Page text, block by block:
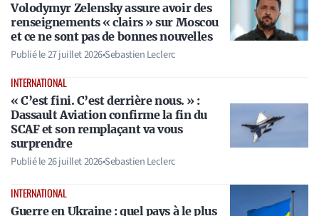
Volodymyr Zelensky assure avoir des
renseignements « clairs » sur Moscou
et ce ne sont pas de bonnes nouvelles
Publié le27 juillet 2026•Sebastien Leclerc
INTERNATIONAL
« C’est fini. C’est derrière nous. » :
Dassault Aviation confirme la fin du
SCAF et son remplaçant va vous
surprendre
Publié le26 juillet 2026•Sebastien Leclerc
INTERNATIONAL
Guerre en Ukraine : quel pays à le plus